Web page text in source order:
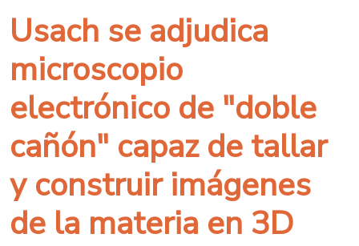
Usach se adjudica
microscopio
electrónico de "doble
cañón" capaz de tallar
y construir imágenes
de la materia en 3D